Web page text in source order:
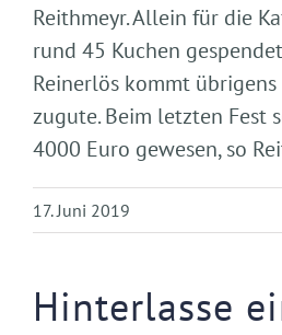
Reithmeyr. Allein für die
rund 45 Kuchen
Reinerlös kommt
zugute. Beim letzten Fest
4000 Euro gewesen, so
17. Juni 2019
Hinterlasse